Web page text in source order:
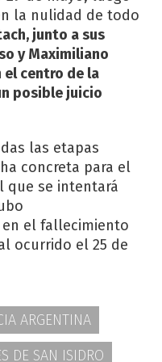
la nulidad de todo
junto a sus
y Maximiliano
el centro de la
posible juicio
las etapas
concreta para el
que se intentará
el fallecimiento
ocurrido el 25 de
ARGENTINA
DE SAN ISIDRO